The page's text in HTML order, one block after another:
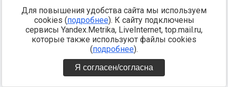
Для повышения удобства сайта мы используем
cookies (подробнее). К сайту подключены
сервисы Yandex.Metrika, LiveInternet, top.mail.ru,
которые также используют файлы cookies
(подробнее).
Я согласен/согласна